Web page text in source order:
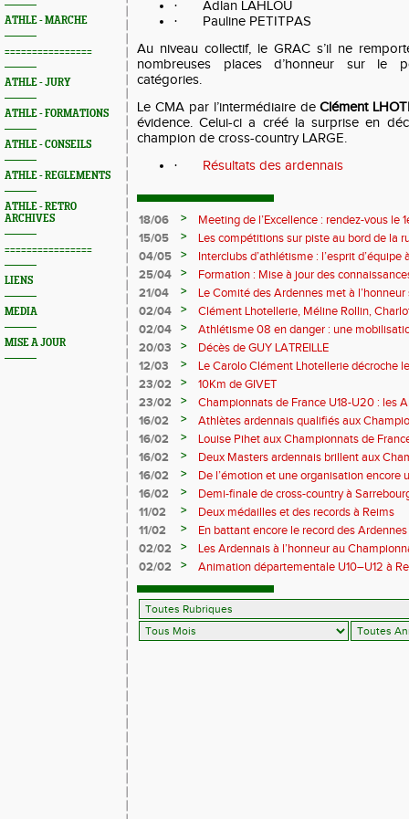
ATHLE - MARCHE
================
ATHLE - JURY
ATHLE - FORMATIONS
ATHLE - CONSEILS
ATHLE - REGLEMENTS
ATHLE - RETRO
ARCHIVES
================
LIENS
MEDIA
MISE A JOUR
· Adlan LAHLOU
·
Pauline PETITPAS
Au niveau collectif, le GRAC s’il ne
nombreuses places d’honneur sur le
catégories.
Le CMA par l’intermédiaire deClément
évidence. Celui-ci a créé la surprise en
champion de cross-country LARGE.
· Résultats des ardennais
18/06 >
Meeting de l’Excellence : rendez-vous le
15/05
>
Les compétitions sur piste au bord de la
04/05
>
Interclubs d’athlétisme : l’esprit d’équipe
rempart contre la sédentarité des jeunes
25/04 >
Formation : Mise à jour des
M372)
21/04 >
Le Comité des Ardennes met à
02/04
>
Clément Lhotellerie, Méline Rollin,
prolifique pour les coureurs ardennais
02/04 >
Athlétisme 08 en danger : une
20/03
>
Décès de GUY LATREILLE
12/03
>
Le Carolo Clément Lhotellerie décroche
master de cross-country
23/02 >
10Km de GIVET
23/02
>
Championnats de France U18-U20 : les
Val-de-Reuil
16/02 >
Athlètes ardennais qualifiés aux
en salle
16/02 >
Louise Pihet aux Championnats de
16/02
>
Deux Masters ardennais brillent aux
Saint‑Brieuc
16/02 >
De l’émotion et une organisation encore
Trail 2026
16/02 >
Demi-finale de cross-country à
boue… et à la fête !
11/02 >
Deux médailles et des records à Reims
11/02
>
En battant encore le record des
Pihet ira aux championnats de France
02/02 >
Les Ardennais à l’honneur au
02/02
>
Animation départementale U10–U12 à